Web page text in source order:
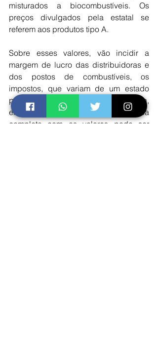
misturados a biocombustíveis. Os
preços divulgados pela estatal se
referem aos produtos tipo A.
Sobre esses valores, vão incidir a
margem de lucro das distribuidoras e
dos postos de combustíveis, os
impostos, que variam de um estado
para outro, o custo da mão de obra,
entre outras variáveis. A tabela
completa com os valores pode ser